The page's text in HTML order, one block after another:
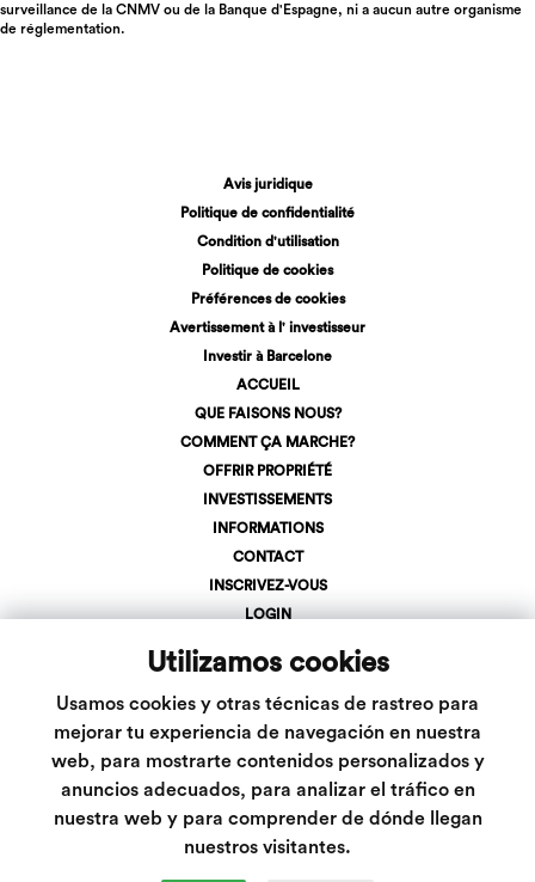
Utilizamos cookies
Usamos cookies y otras técnicas de rastreo para
mejorar tu experiencia de navegación en nuestra
web, para mostrarte contenidos personalizados y
anuncios adecuados, para analizar el tráfico en
nuestra web y para comprender de dónde llegan
nuestros visitantes.
surveillance de la CNMV ou de la Banque d'Espagne, ni a aucun autre organisme
de réglementation.
Avis juridique
Politique de confidentialité
Condition d'utilisation
Politique de cookies
Préférences de cookies
Avertissement à l' investisseur
Investir à Barcelone
ACCUEIL
QUE FAISONS NOUS?
COMMENT ÇA MARCHE?
OFFRIR PROPRIÉTÉ
INVESTISSEMENTS
INFORMATIONS
CONTACT
INSCRIVEZ-VOUS
LOGIN
info@inveslar.com
Suivez-nous